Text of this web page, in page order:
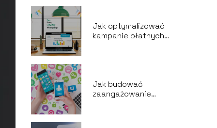
Jak optymalizować
kampanie płatnych
Jak budować
zaangażowanie